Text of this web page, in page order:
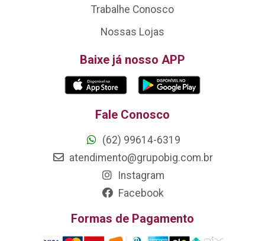
Trabalhe Conosco
Nossas Lojas
Baixe já nosso APP
Fale Conosco
(62) 99614-6319
atendimento@grupobig.com.br
Instagram
Facebook
Formas de Pagamento